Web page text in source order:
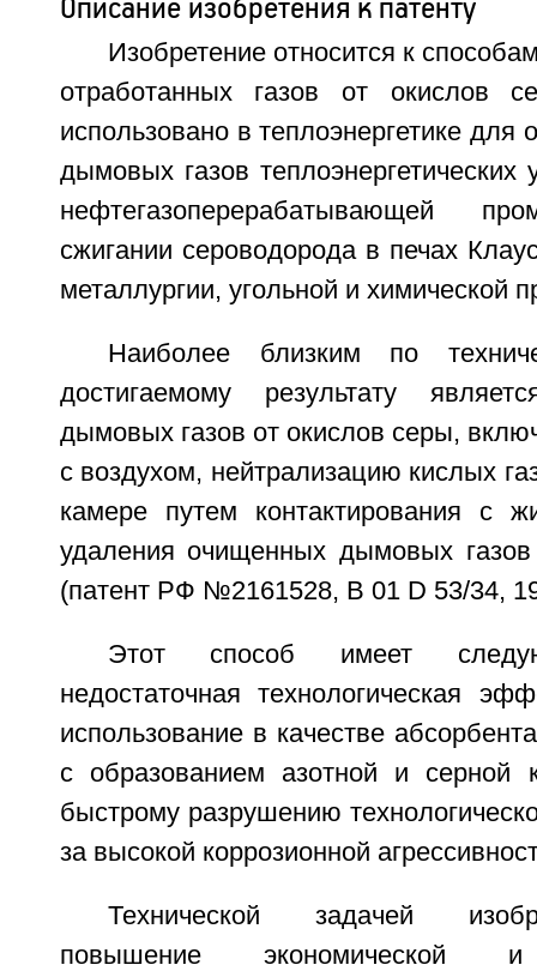
Изобретение относится к
отработанных газов от окислов
использовано в теплоэнергетике для
дымовых газов теплоэнергетических
нефтегазоперерабатывающей
сжигании сероводорода в печах
металлургии, угольной и химической
Наиболее близким по
достигаемому результату
дымовых газов от окислов серы,
с воздухом, нейтрализацию кислых
камере путем контактирования с
удаления очищенных дымовых газов
(патент РФ №2161528, В 01 D 53/34,
Этот способ имеет
недостаточная технологическая
использование в качестве
с образованием азотной и серной
быстрому разрушению
за высокой коррозионной
Технической задачей
повышение экономической и